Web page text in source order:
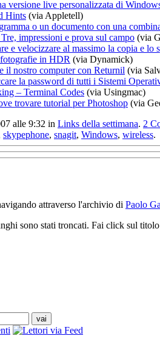
versione live personalizzata di
Hints (via Appletell)
o un documento con una
impressioni e prova sul campo (via
e velocizzare al massimo la copia e lo
in HDR (via Dynamick)
il nostro computer con Returnil (via
la password di tutti i Sistemi
– Terminal Codes (via Usingmac)
trovare tutorial per Photoshop (via
alle 9:32 in Links della settimana. 2
skypephone, snagit, Windows, wireless.
attraverso l'archivio di Paolo
sono stati troncati. Fai click sul